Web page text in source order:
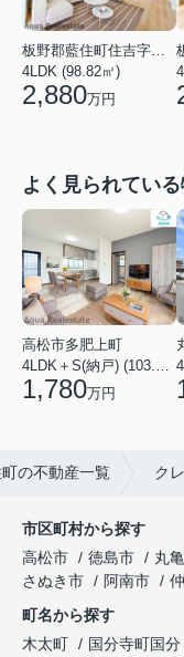
4LDK (98.82㎡)
2,880万円
よく見られてい
高松市多肥上町
4LDK＋S(納戸) (103.51㎡)
1,780万円
の不動産一覧 ク
市区町村から探す
高松市
徳島市 丸
さぬき市
阿南市
町名から探す
木太町
国分寺町国分